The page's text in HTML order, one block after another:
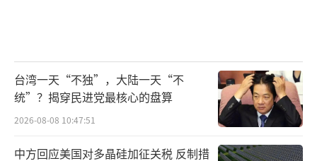
年9月12日回国。9月11日在韩国仁川举行装殓
仪式，9月12日上午在仁川国际机场举行交接仪
式，9月12日上午约11时30分在沈阳桃仙国际
机场举行迎回仪式，9月13日上午10时在沈阳抗
美援朝烈士陵园举行安葬仪式。
台湾一天“不独”，大陆一天“不
统”？揭穿民进党最核心的盘算
2026-08-08 10:47:51
中方回应美国对多晶硅加征关税 反制措